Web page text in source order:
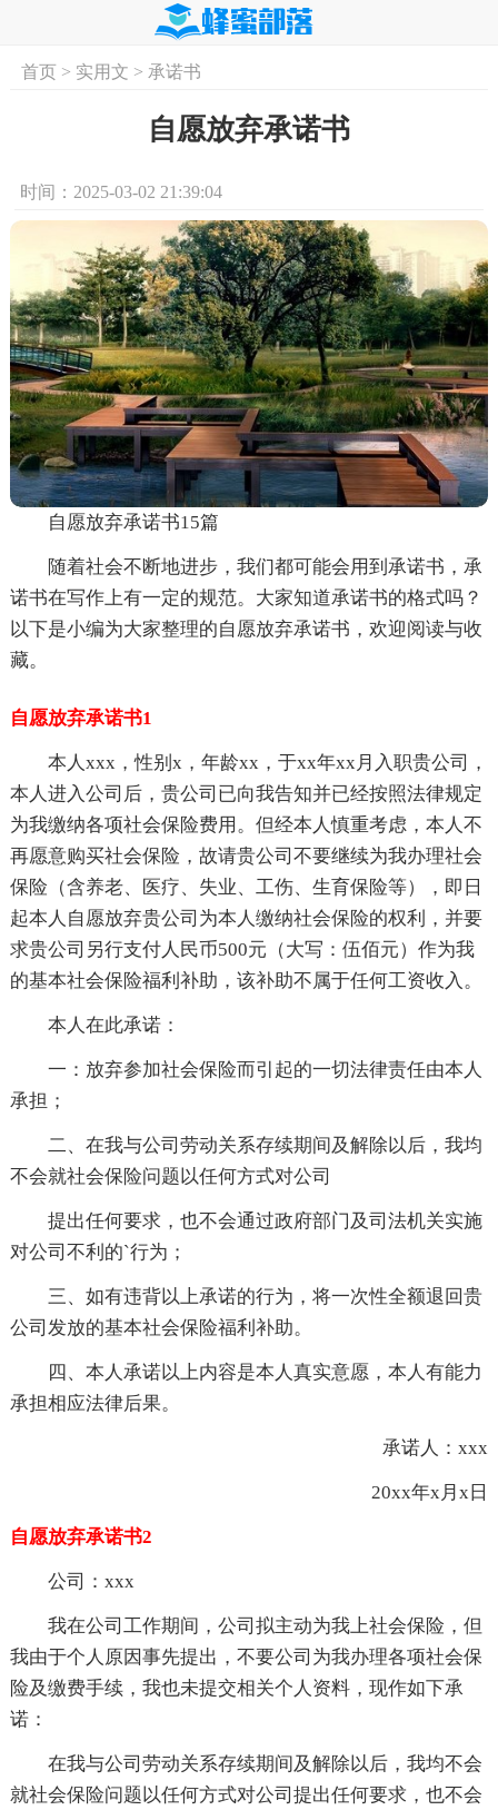
首页 实用文
首页> 实用文 > 承诺书
自愿放弃承诺书
时间：2025-03-02 21:39:04
自愿放弃承诺书15篇
随着社会不断地进步，我们都可能会用到承诺书，承
诺书在写作上有一定的规范。大家知道承诺书的格式吗？
以下是小编为大家整理的自愿放弃承诺书，欢迎阅读与收
藏。
自愿放弃承诺书1
本人xxx，性别x，年龄xx，于xx年xx月入职贵公司，
本人进入公司后，贵公司已向我告知并已经按照法律规定
为我缴纳各项社会保险费用。但经本人慎重考虑，本人不
再愿意购买社会保险，故请贵公司不要继续为我办理社会
保险（含养老、医疗、失业、工伤、生育保险等），即日
起本人自愿放弃贵公司为本人缴纳社会保险的权利，并要
求贵公司另行支付人民币500元（大写：伍佰元）作为我
的基本社会保险福利补助，该补助不属于任何工资收入。
本人在此承诺：
一：放弃参加社会保险而引起的一切法律责任由本人
承担；
二、在我与公司劳动关系存续期间及解除以后，我均
不会就社会保险问题以任何方式对公司
提出任何要求，也不会通过政府部门及司法机关实施
对公司不利的`行为；
三、如有违背以上承诺的行为，将一次性全额退回贵
公司发放的基本社会保险福利补助。
四、本人承诺以上内容是本人真实意愿，本人有能力
承担相应法律后果。
承诺人：xxx
20xx年x月x日
自愿放弃承诺书2
公司：xxx
我在公司工作期间，公司拟主动为我上社会保险，但
我由于个人原因事先提出，不要公司为我办理各项社会保
险及缴费手续，我也未提交相关个人资料，现作如下承
诺：
在我与公司劳动关系存续期间及解除以后，我均不会
就社会保险问题以任何方式对公司提出任何要求，也不会